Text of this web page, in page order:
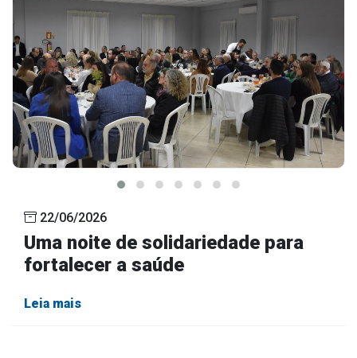
22/06/2026
Uma noite de solidariedade para
fortalecer a saúde
Leia mais